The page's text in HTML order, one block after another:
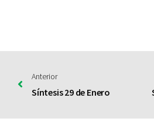
Anterior
Síntesis 29 de Enero